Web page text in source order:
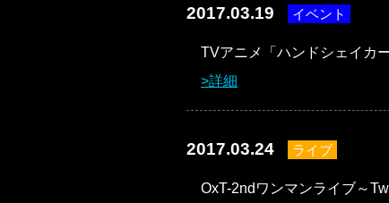
2017.03.19 イベント
TVアニメ「ハンドシェイカ
詳細
2017.03.24 ライブ
OxT-2ndワンマンライブ～